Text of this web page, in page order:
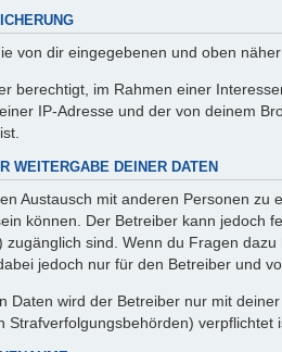
von dir eingegebenen und oben
berechtigt, im Rahmen einer
IP-Adresse und der von deinem
WEITERGABE DEINER DATEN
Austausch mit anderen Personen
können. Der Betreiber kann jedoch
zugänglich sind. Wenn du Fragen
jedoch nur für den Betreiber und
Daten wird der Betreiber nur mit
Strafverfolgungsbehörden)